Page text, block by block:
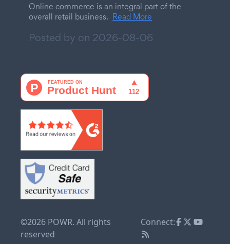
Online commerce is an integral part of the
overall retail business. Read More
Posted by on 2026-08-06
©2026 POWR. All rights
reserved
Connect: